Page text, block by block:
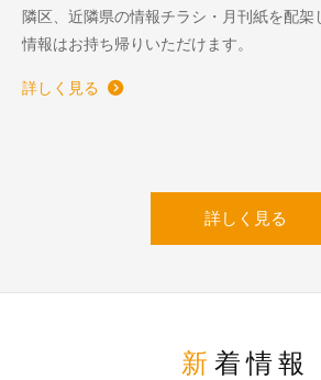
隣区、近隣県の情報チラシ・月刊紙を配架
情報はお持ち帰りいただけます。
詳しく見る
詳しく見る
新着情報